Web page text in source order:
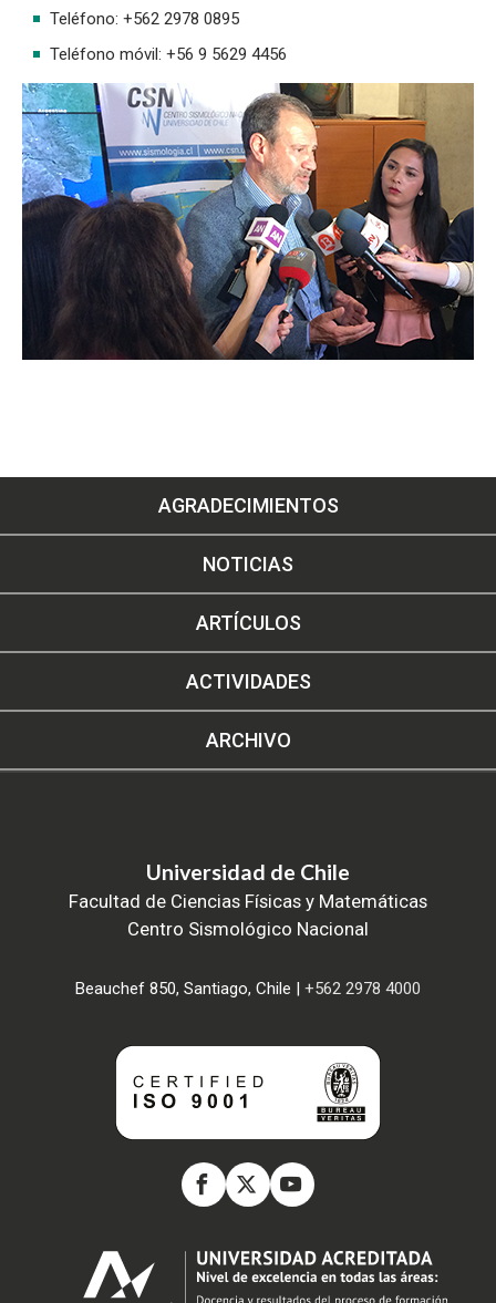
Teléfono: +562 2978 0895
Teléfono móvil: +56 9 5629 4456
AGRADECIMIENTOS
NOTICIAS
ARTÍCULOS
ACTIVIDADES
ARCHIVO
Universidad de Chile
Facultad de Ciencias Físicas y Matemáticas
Centro Sismológico Nacional
Beauchef 850, Santiago, Chile | +562 2978 4000